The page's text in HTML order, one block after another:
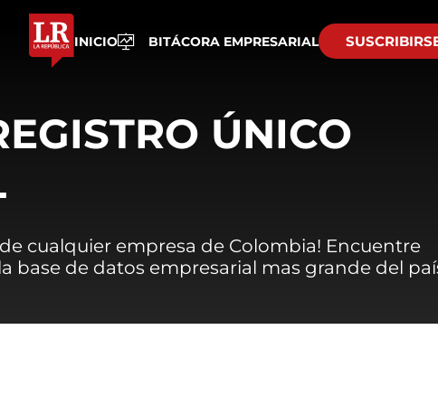
INICIO BITÁCORA EMPRESARIAL
ÚNICO
cualquier empresa de Colombia! Encuentre
base de datos empresarial mas grande del